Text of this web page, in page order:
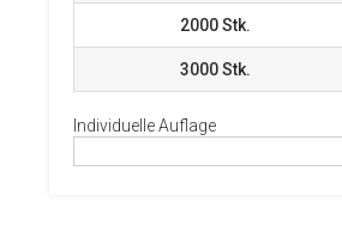
2000Stk.
3000Stk.
Individuelle Auflage